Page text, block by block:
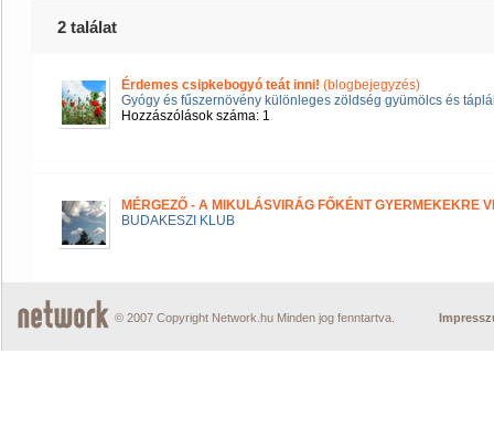
2 találat
Érdemes csipkebogyó teát inni! (blogbejegyzés)
Gyógy és fűszernövény különleges zöldség gyümölcs és
Hozzászólások száma: 1
MÉRGEZŐ - A MIKULÁSVIRÁG FŐKÉNT GYERMEKEKRE
BUDAKESZI KLUB
© 2007 Copyright Network.hu Minden jog fenntartva.